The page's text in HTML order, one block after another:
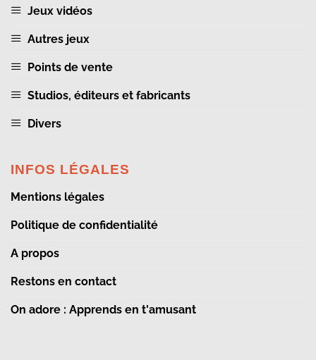
Jeux vidéos
Autres jeux
Points de vente
Studios, éditeurs et fabricants
Divers
INFOS LÉGALES
Mentions légales
Politique de confidentialité
A propos
Restons en contact
On adore : Apprends en t'amusant